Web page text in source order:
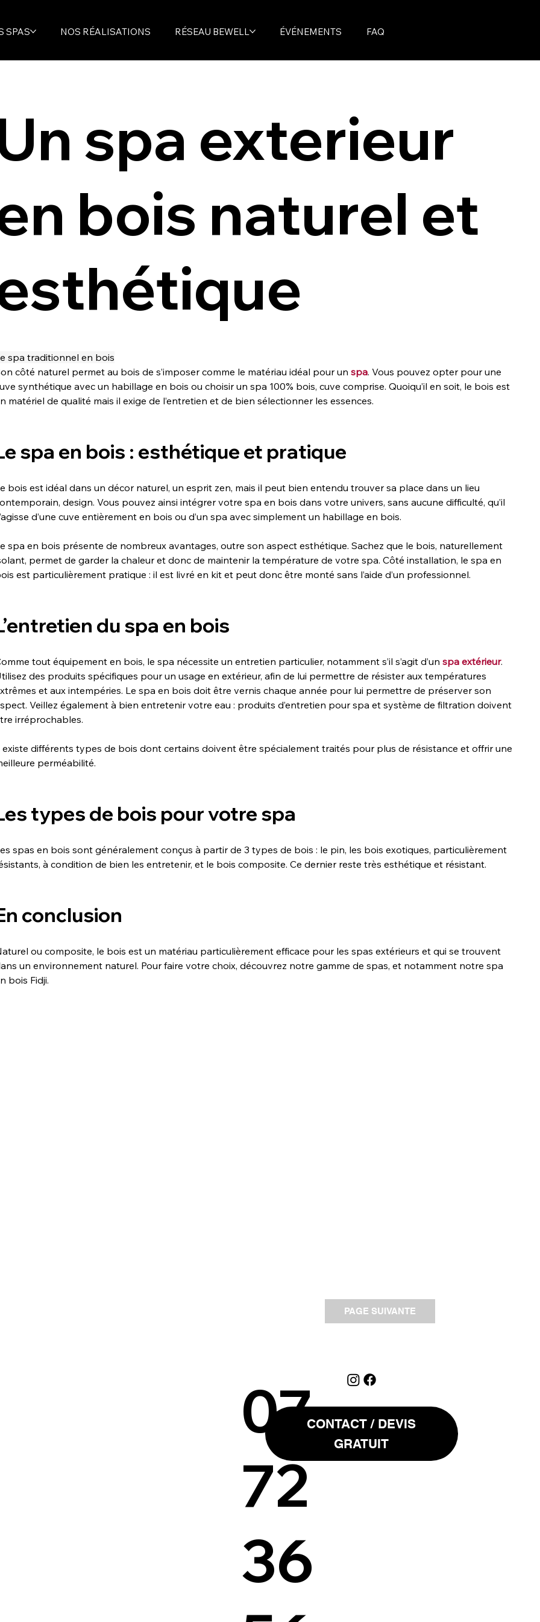
SPAS NOS RÉALISATIONS RÉSEAU BEWELL ÉVÉNEMENTS FAQ
spa exterieur
bois naturel et
spa traditionnel en bois
côté naturel permet au bois de s’imposer comme le matériau idéal pour un spa. Vous pouvez opter pour une
synthétique avec un habillage en bois ou choisir un spa 100% bois, cuve comprise. Quoiqu’il en soit, le bois est
matériel de qualité mais il exige de l’entretien et de bien sélectionner les essences.
spa en bois : esthétique et pratique
bois est idéal dans un décor naturel, un esprit zen, mais il peut bien entendu trouver sa place dans un lieu
design. Vous pouvez ainsi intégrer votre spa en bois dans votre univers, sans aucune difficulté, qu’il
d’une cuve entièrement en bois ou d’un spa avec simplement un habillage en bois.
spa en bois présente de nombreux avantages, outre son aspect esthétique. Sachez que le bois, naturellement
permet de garder la chaleur et donc de maintenir la température de votre spa. Côté installation, le spa en
est particulièrement pratique : il est livré en kit et peut donc être monté sans l’aide d’un professionnel.
du spa en bois
tout équipement en bois, le spa nécessite un entretien particulier, notamment s’il s’agit d’un spa extérieur.
des produits spécifiques pour un usage en extérieur, afin de lui permettre de résister aux températures
et aux intempéries. Le spa en bois doit être vernis chaque année pour lui permettre de préserver son
Veillez également à bien entretenir votre eau : produits d’entretien pour spa et système de filtration doivent
irréprochables.
existe différents types de bois dont certains doivent être spécialement traités pour plus de résistance et offrir une
perméabilité.
types de bois pour votre spa
spas en bois sont généralement conçus à partir de 3 types de bois : le pin, les bois exotiques, particulièrement
à condition de bien les entretenir, et le bois composite. Ce dernier reste très esthétique et résistant.
conclusion
ou composite, le bois est un matériau particulièrement efficace pour les spas extérieurs et qui se trouvent
un environnement naturel. Pour faire votre choix, découvrez notre gamme de spas, et notamment notre spa
bois Fidji.
PAGE SUIVANTE
CONTACT / DEVIS
GRATUIT
07
72
36